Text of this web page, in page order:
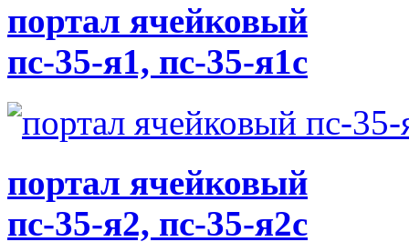
портал ячейковый
пс-35-я1, пс-35-я1с
портал ячейковый
пс-35-я2, пс-35-я2с